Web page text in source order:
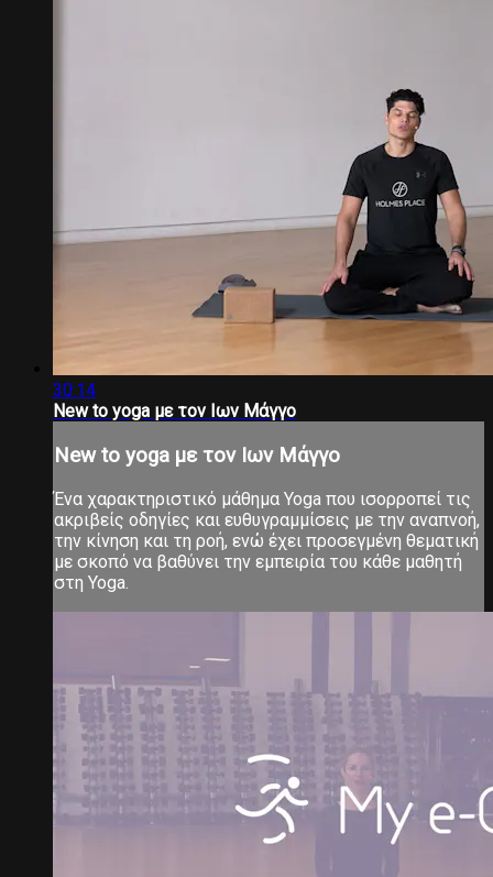
30:14
New to yoga με τον Ιων Μάγγο
New to yoga με τον Ιων Μάγγο
Ένα χαρακτηριστικό μάθημα Yoga που ισορροπεί τις
ακριβείς οδηγίες και ευθυγραμμίσεις με την αναπνοή,
την κίνηση και τη ροή, ενώ έχει προσεγμένη θεματική
με σκοπό να βαθύνει την εμπειρία του κάθε μαθητή
στη Yoga.